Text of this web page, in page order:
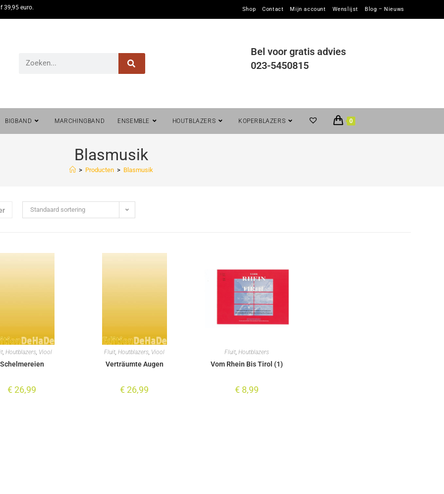
39,95 euro. Shop Contact Mijn account Wenslijst Blog – Nieuws
Bel voor gratis advies
023-5450815
BIGBAND MARCHINGBAND ENSEMBLE HOUTBLAZERS KOPERBLAZERS 0
Blasmusik
> Producten > Blasmusik
Standaard sortering
,Houtblazers, Viool
Schelmereien
€26,99
Fluit,Houtblazers, Viool
Verträumte Augen
€26,99
Fluit,Houtblazers
Vom Rhein Bis Tirol (1)
€ 8,99